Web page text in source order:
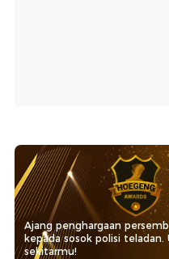
Ajang penghargaan
kepada sosok polisi
sekitarmu!